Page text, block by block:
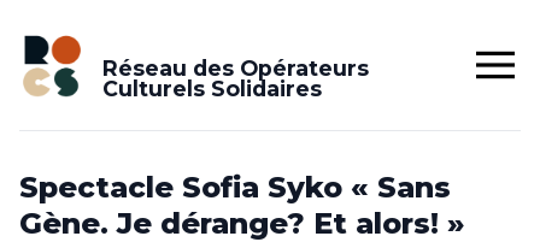
Réseau des Opérateurs
Culturels Solidaires
Spectacle Sofia Syko « Sans
Gène. Je dérange? Et alors! »